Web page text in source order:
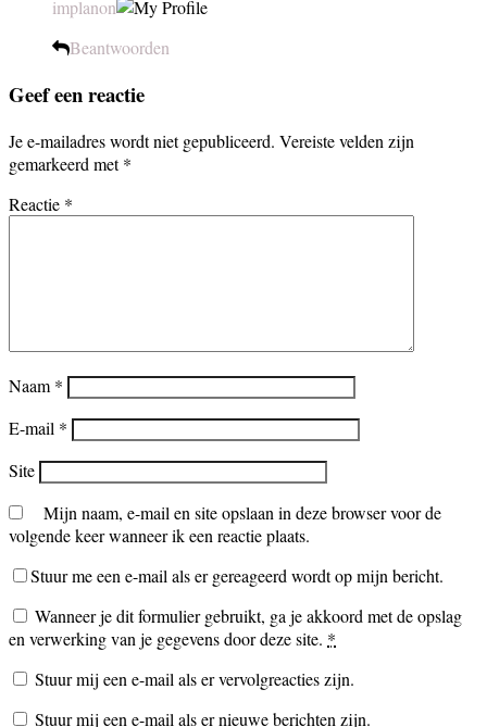
implanon
Beantwoorden
Geef een reactie
Je e-mailadres wordt niet gepubliceerd. Vereiste velden zijn
gemarkeerd met*
Reactie *
Naam *
E-mail *
Site
Mijn naam, e-mail en site opslaan in deze browser voor de
volgende keer wanneer ik een reactie plaats.
Stuur me een e-mail als er gereageerd wordt op mijn bericht.
Wanneer je dit formulier gebruikt, ga je akkoord met de opslag
en verwerking van je gegevens door deze site. *
Stuur mij een e-mail als er vervolgreacties zijn.
Stuur mij een e-mail als er nieuwe berichten zijn.